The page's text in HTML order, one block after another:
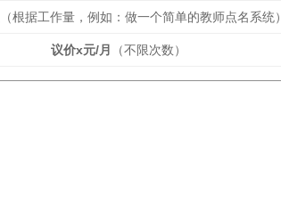
（根据工作量，例如：做一个简单的教师点名系统）
议价x元/月 （不限次数）